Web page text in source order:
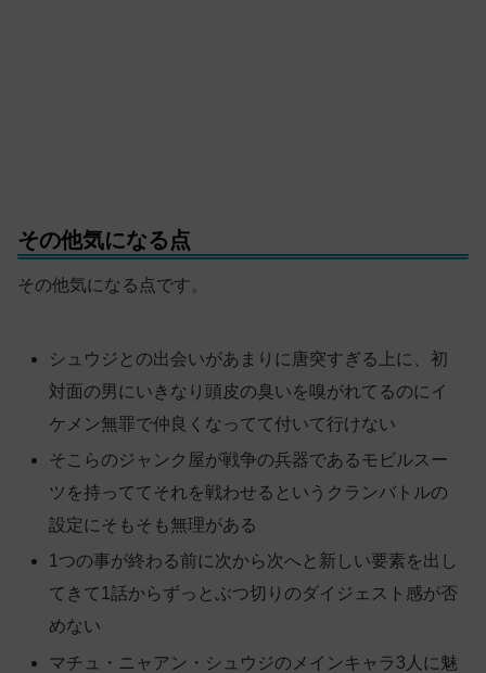
その他気になる点
その他気になる点です。
シュウジとの出会いがあまりに唐突すぎる上に、初
対面の男にいきなり頭皮の臭いを嗅がれてるのにイ
ケメン無罪で仲良くなってて付いて行けない
そこらのジャンク屋が戦争の兵器であるモビルスー
ツを持っててそれを戦わせるというクランバトルの
設定にそもそも無理がある
1つの事が終わる前に次から次へと新しい要素を出し
てきて1話からずっとぶつ切りのダイジェスト感が否
めない
マチュ・ニャアン・シュウジのメインキャラ3人に魅